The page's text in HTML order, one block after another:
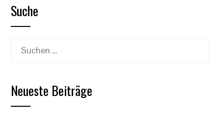
Suche
Suchen
Neueste Beiträge